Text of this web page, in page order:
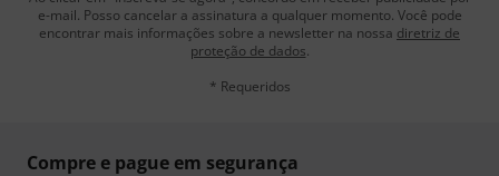
e-mail. Posso cancelar a assinatura a qualquer momento. Você pode
encontrar mais informações sobre a newsletter na nossa diretriz de
proteção de dados.
* Requeridos
Compre e pague em segurança